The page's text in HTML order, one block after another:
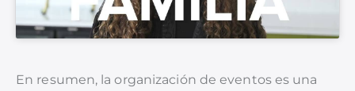
En resumen, la organización de eventos es una